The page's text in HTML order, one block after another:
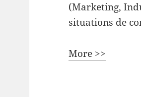
(Marketing,
situations de
More >>